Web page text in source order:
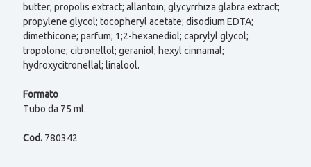
butter; propolis extract; allantoin; glycyrrhiza glabra extract;
propylene glycol; tocopheryl acetate; disodium EDTA;
dimethicone; parfum; 1;2-hexanediol; caprylyl glycol;
tropolone; citronellol; geraniol; hexyl cinnamal;
hydroxycitronellal; linalool.
Formato
Tubo da 75 ml.
Cod.780342